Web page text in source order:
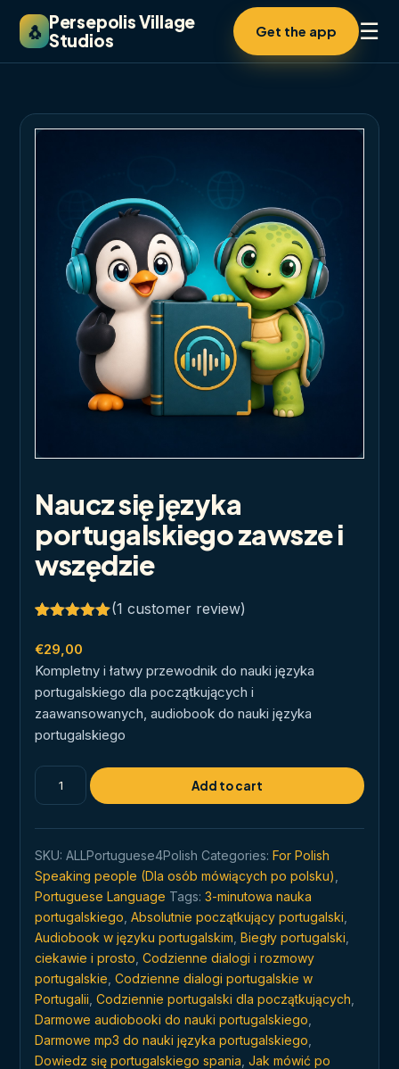
🐧 Persepolis Village
Studios
Get the app ☰
Naucz się języka
portugalskiego zawsze i
wszędzie
out of 5
based on
customer
rating
(1 customer review)
€29,00
Kompletny i łatwy przewodnik do nauki języka
portugalskiego dla początkujących i
zaawansowanych, audiobook do nauki języka
portugalskiego
Naucz
się
zawsze
i
wszędzie
quantity
Add to cart
SKU: ALLPortuguese4Polish Categories: For Polish
Speaking people (Dla osób mówiących po polsku)
Portuguese Language Tags: 3-minutowa nauka
portugalskiego Absolutnie początkujący portugalski
Audiobook w języku portugalskim Biegły portugalski
ciekawie i prosto Codzienne dialogi i rozmowy
portugalskie Codzienne dialogi portugalskie w
Portugalii Codziennie portugalski dla początkujących
Darmowe audiobooki do nauki portugalskiego
Darmowe mp3 do nauki języka portugalskiego
Dowiedz się portugalskiego spania Jak mówić po